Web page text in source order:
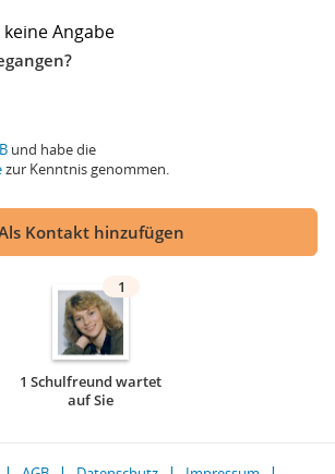
keine Angabe
und habe die
zur Kenntnis genommen.
Kontakt hinzufügen
1
1 Schulfreund wartet
auf Sie